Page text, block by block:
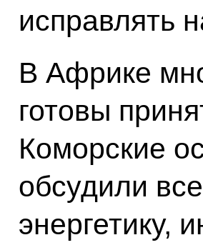
исправлять
В Африке
готовы
Коморские
обсудили
энергетику,